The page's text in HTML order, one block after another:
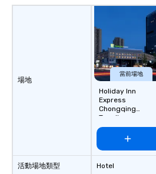
場地
活動場地類型
當前場地
Holiday Inn
Express
Chongqing
Tongliang
Hotel